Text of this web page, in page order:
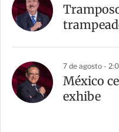
7 de agosto -
México
exhibe